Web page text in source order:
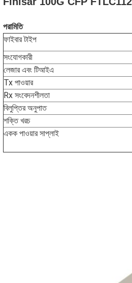
পরামিতি
ফাইবার টাইপ
সংযোগকারী
লেজার এবং টিআইএ
Tx পাওয়ার
Rx সংবেদনশীলতা
বিলুপ্তির অনুপাত
শক্তি খরচ
একক পাওয়ার সাপ্লাই